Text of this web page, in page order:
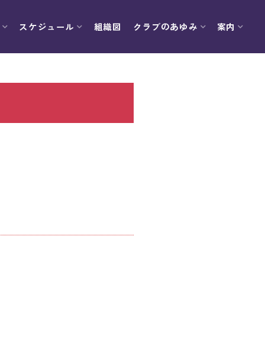
スケジュール 組織図 クラブのあゆみ 案内